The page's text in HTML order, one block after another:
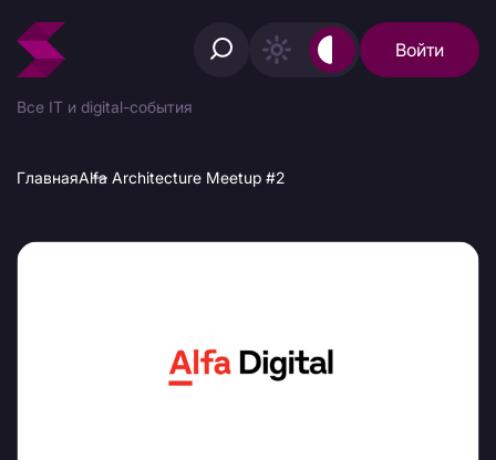
Войти
Все IT и digital-события
ГлавнаяAlfa Architecture Meetup #2